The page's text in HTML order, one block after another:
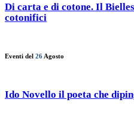
Di carta e di cotone. Il
cotonifici
Eventi del 26 Agosto
Ido Novello il poeta che